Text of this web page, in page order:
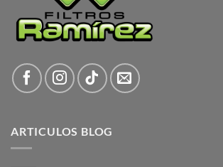
ARTICULOS BLOG